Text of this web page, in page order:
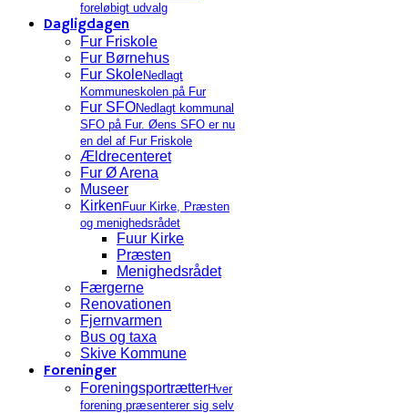
foreløbigt udvalg
Dagligdagen
Fur Friskole
Fur Børnehus
Fur SkoleNedlagt
Kommuneskolen på Fur
Fur SFONedlagt kommunal
SFO på Fur. Øens SFO er nu
en del af Fur Friskole
Ældrecenteret
Fur Ø Arena
Museer
Kirken Fuur Kirke, Præsten
og menighedsrådet
Fuur Kirke
Præsten
Menighedsrådet
Færgerne
Renovationen
Fjernvarmen
Bus og taxa
Skive Kommune
Foreninger
ForeningsportrætterHver
forening præsenterer sig selv